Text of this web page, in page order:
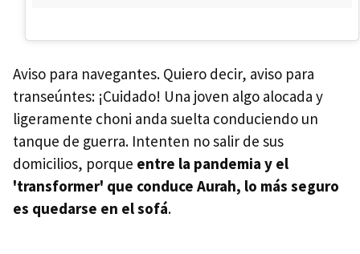
Aviso para navegantes. Quiero decir, aviso para
transeúntes: ¡Cuidado! Una joven algo alocada y
ligeramente choni anda suelta conduciendo un
tanque de guerra. Intenten no salir de sus
domicilios, porque entre la pandemia y el
'transformer' que conduce Aurah, lo más seguro
es quedarse en el sofá.